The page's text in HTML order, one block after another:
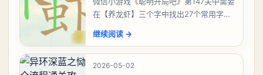
在【养龙虾】三个字中找出27个常用字，
大、夫、夰、巾、中、虫、下、虾、卜、
囗、吓、卟、
继续阅读 →
2026-05-02